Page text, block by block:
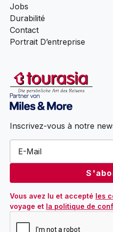
Jobs
Durabilité
Contact
Portrait D’entreprise
Inscrivez-vous à notre
Vous avez lu et accepté les
voyage et la politique de